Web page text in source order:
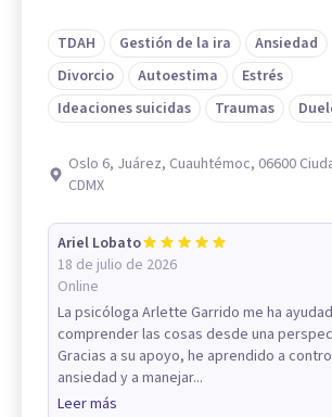
TDAH Gestión de la ira Ansiedad
Divorcio
Autoestima
Estrés
Ideaciones suicidas
Traumas
Oslo 6, Juárez, Cuauhtémoc, 06600
CDMX
Ariel Lobato
18 de julio de 2026
Online
La psicóloga Arlette Garrido me ha
comprender las cosas desde una
Gracias a su apoyo, he aprendido a
ansiedad y a manejar...
Leer más